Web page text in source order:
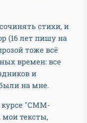
стихи, и
(16 лет пишу на
тоже всё
времен: все
и
на мне.
курсе "СММ-
мои тексты,